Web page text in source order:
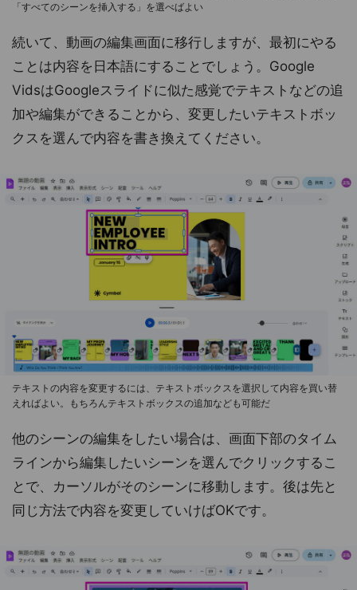
「すべてのシーンを挿入する」を選べばよい
続いて、動画の編集画面に移行しますが、最初にやる
ことは内容を日本語にすることでしょう。Google
VidsはGoogleスライドに似た感覚でテキストなどの追
加や編集ができることから、変更したいテキストボッ
クスを選んで内容を書き換えてください。
テキストの内容を変更するには、テキストボックスを選択して内容を買い替
えればよい。もちろんテキストボックスの追加なども可能だ
他のシーンの編集をしたい場合は、画面下部のタイム
ラインから編集したいシーンを選んでクリックするこ
とで、カーソルがそのシーンに移動します。後は先と
同じ方法で内容を変更していけばOKです。